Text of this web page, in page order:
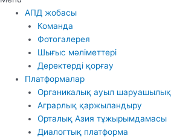
АПД жобасы
Команда
Фотогалерея
Шығыс мәліметтері
Деректерді қорғау
Платформалар
Органикалық ауыл шаруашылық
Аграрлық қаржыландыру
Орталық Азия тұжырымдамасы
Диалогтық платформа